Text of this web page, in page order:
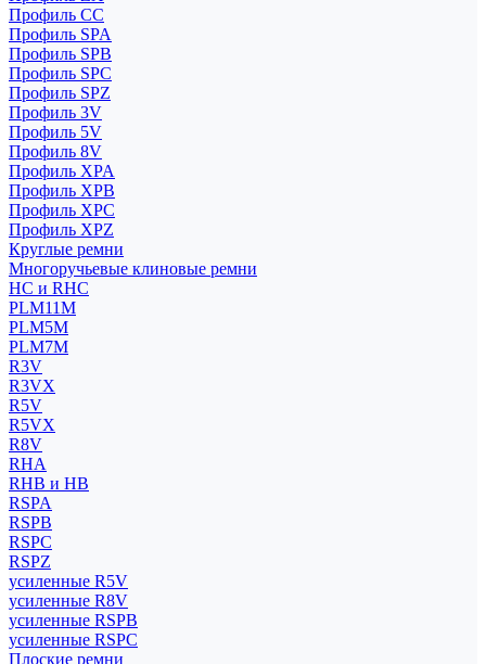
Профиль CC
Профиль SPA
Профиль SPB
Профиль SPC
Профиль SPZ
Профиль 3V
Профиль 5V
Профиль 8V
Профиль XPA
Профиль XPB
Профиль XPC
Профиль XPZ
Круглые ремни
Многоручьевые клиновые ремни
HC и RHC
PLM11M
PLM5M
PLM7M
R3V
R3VX
R5V
R5VX
R8V
RHA
RHB и HB
RSPA
RSPB
RSPC
RSPZ
усиленные R5V
усиленные R8V
усиленные RSPB
усиленные RSPC
Плоские ремни